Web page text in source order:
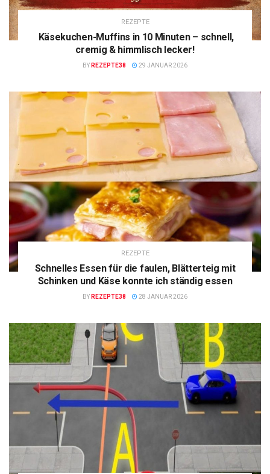
REZEPTE
Käsekuchen-Muffins in 10 Minuten – schnell,
cremig & himmlisch lecker!
BY REZEPTE38 29 JANUAR 2026
REZEPTE
Schnelles Essen für die faulen, Blätterteig mit
Schinken und Käse konnte ich ständig essen
BY REZEPTE38 28 JANUAR 2026